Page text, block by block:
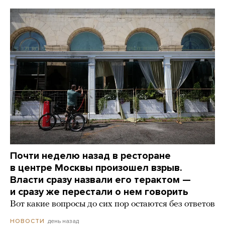
Почти неделю назад в ресторане
в центре Москвы произошел взрыв.
Власти сразу назвали его терактом —
и сразу же перестали о нем говорить
Вот какие вопросы до сих пор остаются без ответов
НОВОСТИ день назад